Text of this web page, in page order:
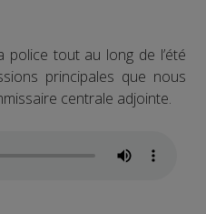
police tout au long de l’été
principales que nous
centrale adjointe.